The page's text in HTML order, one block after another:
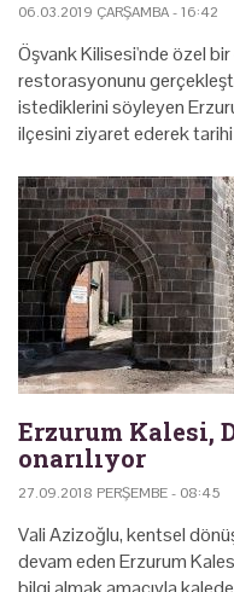
06.03.2019 ÇARŞAMBA - 16:42
Öşvank Kilisesi'nde özel bir
restorasyonunu
istediklerini söyleyen
ilçesini ziyaret ederek
Erzurum Kalesi,
onarılıyor
27.09.2018 PERŞEMBE - 08:45
Vali Azizoğlu, kentsel
devam eden Erzurum